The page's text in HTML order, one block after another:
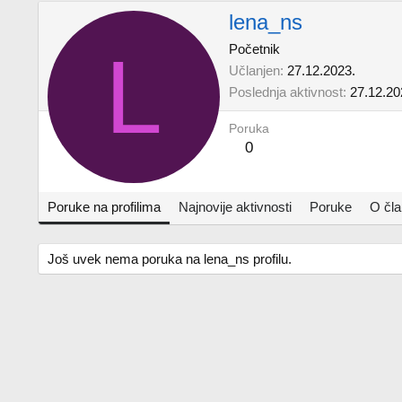
L
lena_ns
Početnik
Učlanjen 27.12.2023.
Poslednja aktivnost
Poruka
0
Poruke na profilima Najnovije aktivnosti Poruke O
Još uvek nema poruka na lena_ns profilu.